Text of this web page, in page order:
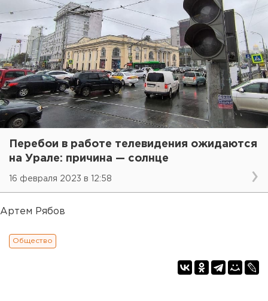
Перебои в работе телевидения ожидаются
на Урале: причина — солнце
16 февраля 2023 в 12:58
Артем Рябов
Общество